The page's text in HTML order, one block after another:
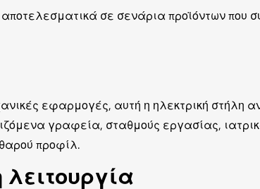
σε σενάρια προϊόντων που
εφαρμογές, αυτή η ηλεκτρική στήλη
γραφεία, σταθμούς εργασίας,
προφίλ.